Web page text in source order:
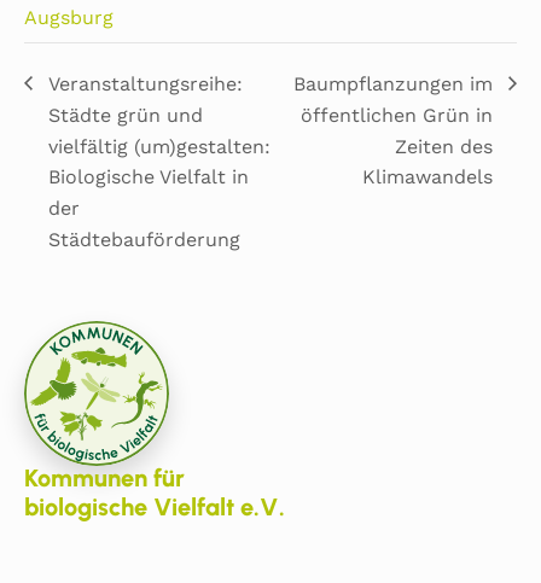
Augsburg
Veranstaltungsreihe:
Städte grün und
vielfältig (um)gestalten:
Biologische Vielfalt in
der
Städtebauförderung
Baumpflanzungen im
öffentlichen Grün in
Zeiten des
Klimawandels
Kommunen für
biologische Vielfalt e.V.